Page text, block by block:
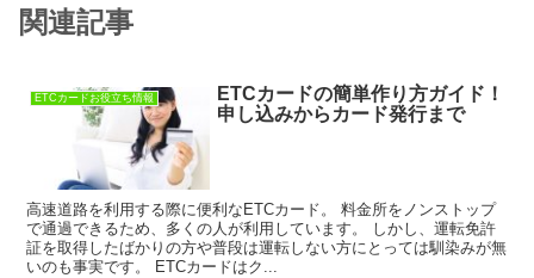
関連記事
ETCカードお役立ち情報
ETCカードの簡単作り方ガイド！
申し込みからカード発行まで
高速道路を利用する際に便利なETCカード。 料金所をノンストップ
で通過できるため、多くの人が利用しています。 しかし、運転免許
証を取得したばかりの方や普段は運転しない方にとっては馴染みが無
いのも事実です。 ETCカードはク...